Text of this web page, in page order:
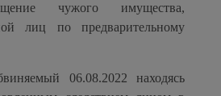
чужого имущества,
лиц по предварительному
06.08.2022 находясь